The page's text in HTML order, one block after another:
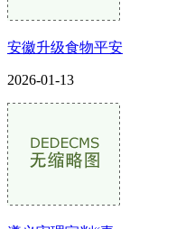
安徽升级食物平安
2026-01-13